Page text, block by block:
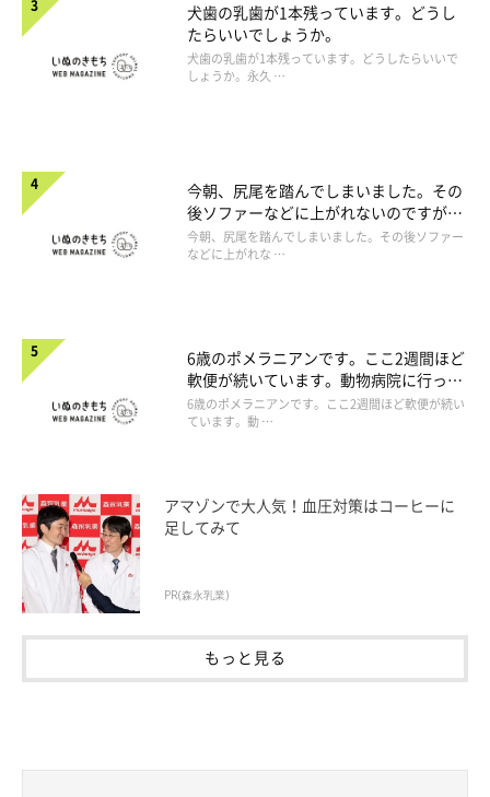
犬歯の乳歯が1本残っています。どうし
たらいいでしょうか。
犬歯の乳歯が1本残っています。どうしたらいいで
しょうか。永久 …
今朝、尻尾を踏んでしまいました。その
後ソファーなどに上がれないのですが、
大丈夫でしょうか。
今朝、尻尾を踏んでしまいました。その後ソファー
などに上がれな …
6歳のポメラニアンです。ここ2週間ほど
軟便が続いています。動物病院に行った
ほうがよいですか。
6歳のポメラニアンです。ここ2週間ほど軟便が続い
ています。動 …
アマゾンで大人気！血圧対策はコーヒーに
足してみて
PR(森永乳業)
もっと見る